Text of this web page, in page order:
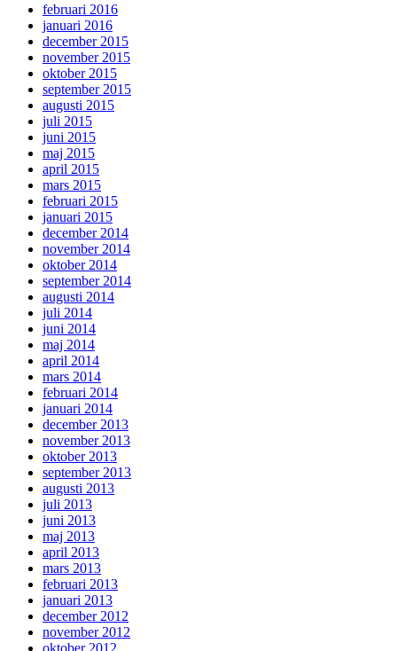
februari 2016
januari 2016
december 2015
november 2015
oktober 2015
september 2015
augusti 2015
juli 2015
juni 2015
maj 2015
april 2015
mars 2015
februari 2015
januari 2015
december 2014
november 2014
oktober 2014
september 2014
augusti 2014
juli 2014
juni 2014
maj 2014
april 2014
mars 2014
februari 2014
januari 2014
december 2013
november 2013
oktober 2013
september 2013
augusti 2013
juli 2013
juni 2013
maj 2013
april 2013
mars 2013
februari 2013
januari 2013
december 2012
november 2012
oktober 2012